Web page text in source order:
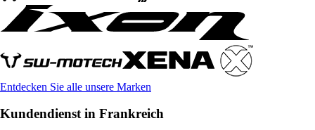
Entdecken Sie alle unsere Marken
Kundendienst in Frankreich